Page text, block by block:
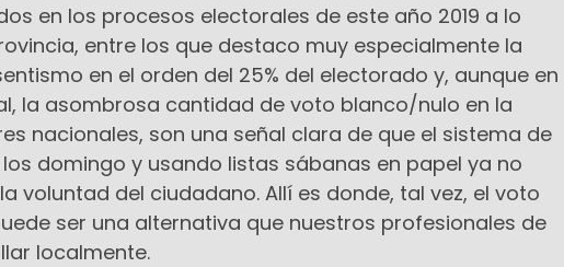
en los procesos electorales de este año 2019 a lo
entre los que destaco muy especialmente la
en el orden del 25% del electorado y, aunque en
la asombrosa cantidad de voto blanco/nulo en la
nacionales, son una señal clara de que el sistema de
domingo y usando listas sábanas en papel ya no
voluntad del ciudadano. Allí es donde, tal vez, el voto
ser una alternativa que nuestros profesionales de
localmente.